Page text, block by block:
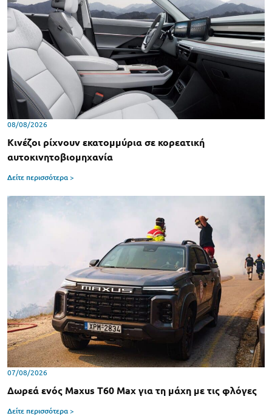
08/08/2026
Κινέζοι ρίχνουν εκατομμύρια σε κορεατική
αυτοκινητοβιομηχανία
Δείτε περισσότερα >
07/08/2026
Δωρεά ενός Maxus T60 Max για τη μάχη με τις φλόγες
Δείτε περισσότερα >